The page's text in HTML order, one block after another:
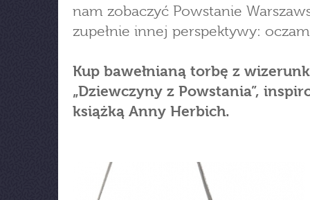
nam zobaczyć Powstanie
zupełnie innej perspektywy:
Kup bawełnianą torbę z
„Dziewczyny z Powstania”,
książką Anny Herbich.